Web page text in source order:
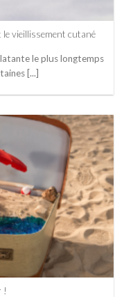
le vieillissement cutané
le plus longtemps
[...]
!